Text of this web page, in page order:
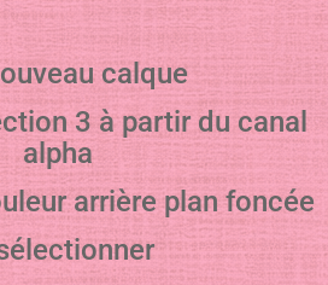
calque
3 à partir du canal
alpha
arrière plan foncée